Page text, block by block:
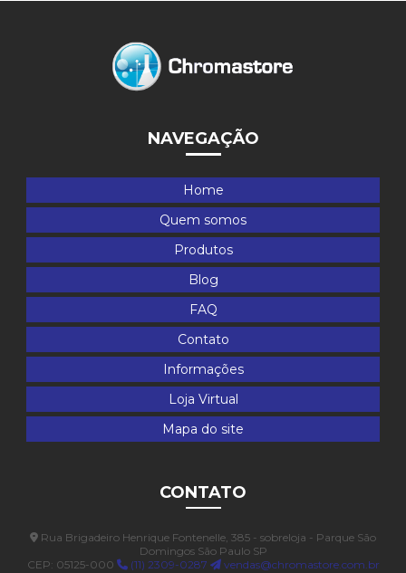
NAVEGAÇÃO
Home
Quem somos
Produtos
Blog
FAQ
Contato
Informações
Loja Virtual
Mapa do site
CONTATO
Rua Brigadeiro Henrique Fontenelle, 385 - sobreloja - Parque São
Domingos São Paulo SP
CEP: 05125-000
(11) 2309-0287 vendas@chromastore.com.br